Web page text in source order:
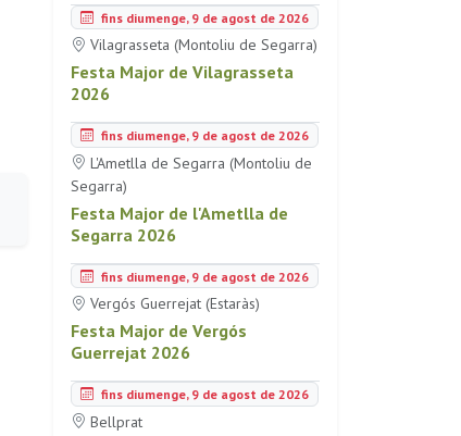
fins diumenge, 9 de agost de 2026
Vilagrasseta (Montoliu de Segarra)
Festa Major de Vilagrasseta
2026
fins diumenge, 9 de agost de 2026
L'Ametlla de Segarra (Montoliu de
Segarra)
Festa Major de l'Ametlla de
Segarra 2026
fins diumenge, 9 de agost de 2026
Vergós Guerrejat (Estaràs)
Festa Major de Vergós
Guerrejat 2026
fins diumenge, 9 de agost de 2026
Bellprat